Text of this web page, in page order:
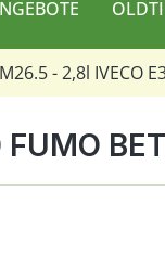
M26.5 - 2,8l IVECO